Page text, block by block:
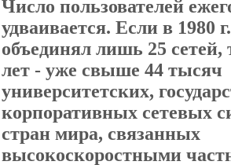
Число пользователей
удваивается. Если в 1980
объединял лишь 25 сетей,
лет - уже свыше 44 тысяч
университетских,
корпоративных сетевых
стран мира, связанных
высокоскоростными